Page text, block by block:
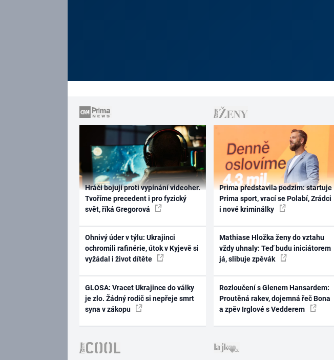
Hráči bojují proti vypínání videoher.
Tvoříme precedent i pro fyzický
svět, říká Gregorová
Ohnivý úder v týlu: Ukrajinci
ochromili rafinérie, útok v Kyjevě si
vyžádal i život dítěte
GLOSA: Vracet Ukrajince do války
je zlo. Žádný rodič si nepřeje smrt
syna v zákopu
Prima představila podzim: startuje
Prima sport, vrací se Polabí, Zrádci
i nové kriminálky
Mathiase Hložka ženy do vztahu
vždy uhnaly: Teď budu iniciátorem
já, slibuje zpěvák
Rozloučení s Glenem Hansardem:
Proutěná rakev, dojemná řeč Bona
a zpěv Irglové s Vedderem